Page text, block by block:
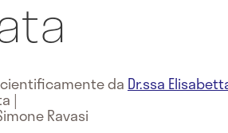
da Dr.ssa
|
Ravasi